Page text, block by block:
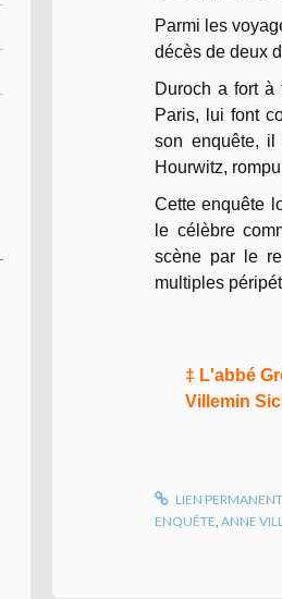
Parmi les
décès de deux
Duroch a fort
Paris, lui font
son enquête, il
Hourwitz,
Cette enquête
le célèbre
scène par le
multiples
‡ L'abbé
Villemin
LIEN PERMANENT
ENQUÊTE ANNE